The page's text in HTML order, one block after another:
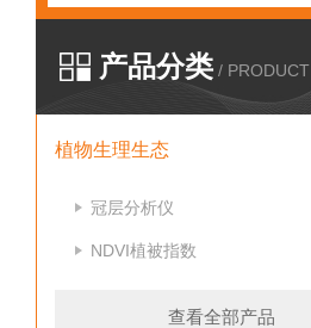
产品分类 / PRODUCT
植物生理生态
冠层分析仪
NDVI植被指数
查看全部产品